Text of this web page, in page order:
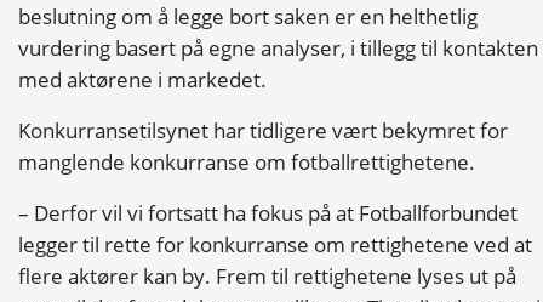
beslutning om å legge bort saken er en helthetlig
vurdering basert på egne analyser, i tillegg til kontakten
med aktørene i markedet.
Konkurransetilsynet har tidligere vært bekymret for
manglende konkurranse om fotballrettighetene.
– Derfor vil vi fortsatt ha fokus på at Fotballforbundet
legger til rette for konkurranse om rettighetene ved at
flere aktører kan by. Frem til rettighetene lyses ut på